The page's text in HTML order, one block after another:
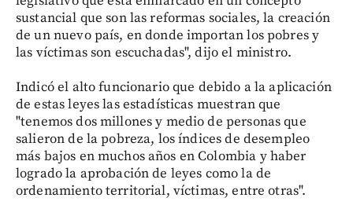
sustancial que son las reformas sociales, la creación
de un nuevo país, en donde importan los pobres y
las víctimas son escuchadas", dijo el ministro.
Indicó el alto funcionario que debido a la aplicación
de estas leyes las estadísticas muestran que
"tenemos dos millones y medio de personas que
salieron de la pobreza, los índices de desempleo
más bajos en muchos años en Colombia y haber
logrado la aprobación de leyes como la de
ordenamiento territorial, víctimas, entre otras".